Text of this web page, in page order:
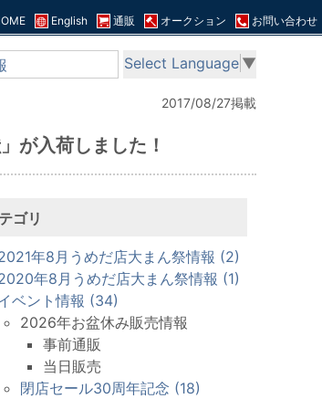
English 通販 オークション お問い合わせ
Select Language ▼
2017/08/27掲載
が入荷しました！
ゴリ
年8月うめだ店大まん祭情報 (2)
年8月うめだ店大まん祭情報 (1)
ベント情報 (34)
2026年お盆休み販売情報
事前通販
当日販売
閉店セール30周年記念 (18)